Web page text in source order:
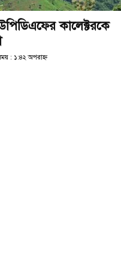
কালেক্টরকে
: ১:৪২ অপরাহ্ণ